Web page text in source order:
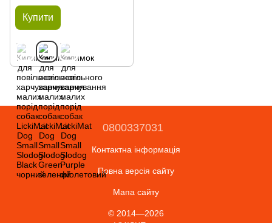
Купити
0800337031
Контактна інформація
Повна версія сайту
Мапа сайту
© 2014—2026